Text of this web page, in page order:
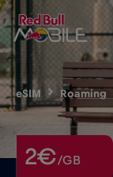
eSIM Roaming
2€/GB